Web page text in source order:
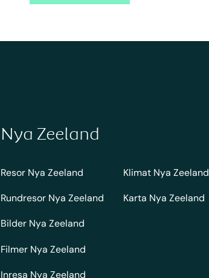
Nya Zeeland
Resor Nya Zeeland
Rundresor Nya Zeeland
Bilder Nya Zeeland
Filmer Nya Zeeland
Inresa Nya Zeeland
Klimat Nya Zeeland
Karta Nya Zeeland